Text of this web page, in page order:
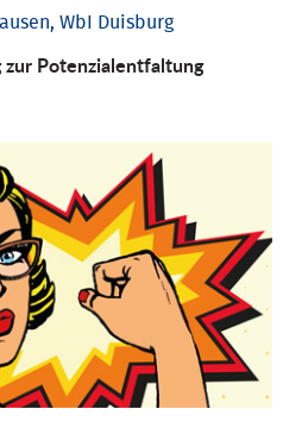
WbI Duisburg
Potenzialentfaltung